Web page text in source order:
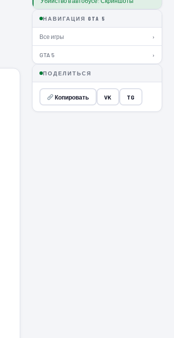
НАВИГАЦИЯ GTA 5
Все игры ›
GTA 5 ›
ПОДЕЛИТЬСЯ
Копировать VK TG